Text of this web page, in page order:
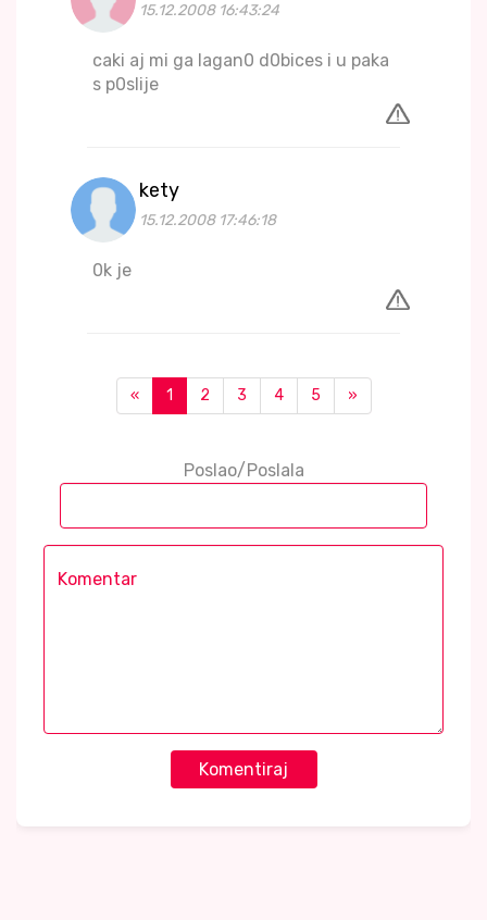
15.12.2008 16:43:24
caki aj mi ga lagan0 d0bices i u paka
s p0slije
kety
15.12.2008 17:46:18
0k je
« 1 2 3 4 5 »
Poslao/Poslala
Komentiraj